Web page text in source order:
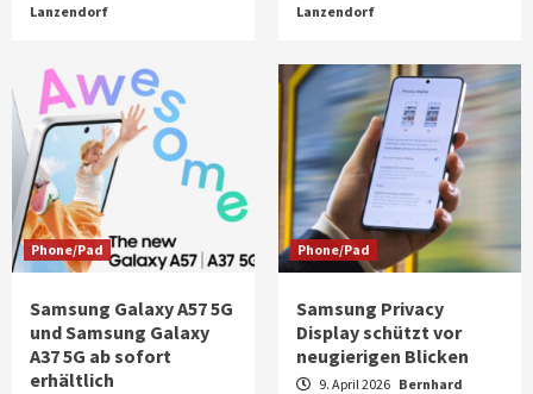
Lanzendorf
Lanzendorf
Phone/Pad
Samsung Galaxy A57 5G
und Samsung Galaxy
A37 5G ab sofort
erhältlich
Phone/Pad
Samsung Privacy
Display schützt vor
neugierigen Blicken
9. April 2026 Bernhard